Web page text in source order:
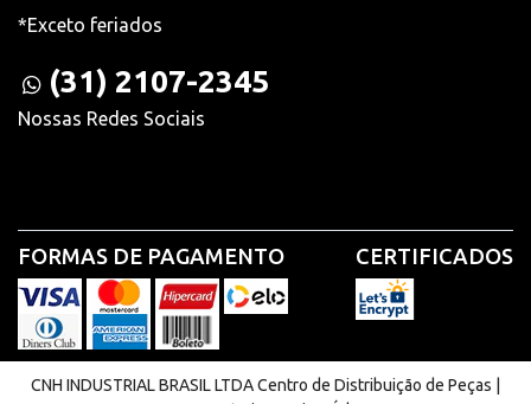
*Exceto feriados
(31) 2107-2345
Nossas Redes Sociais
FORMAS DE PAGAMENTO CERTIFICADOS
CNH INDUSTRIAL BRASIL LTDA Centro de Distribuição de Peças |